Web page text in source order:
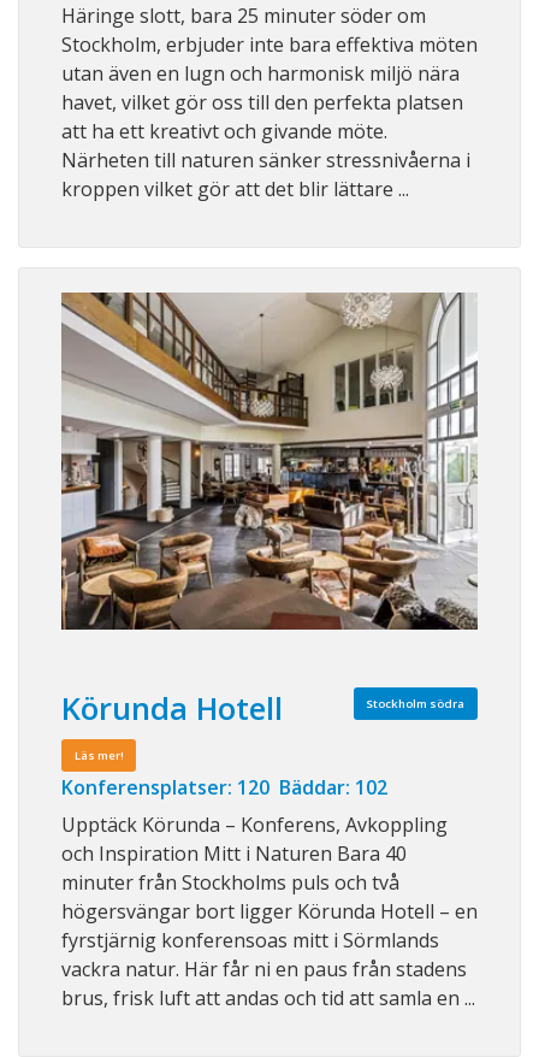
Häringe slott, bara 25 minuter söder om
Stockholm, erbjuder inte bara effektiva möten
utan även en lugn och harmonisk miljö nära
havet, vilket gör oss till den perfekta platsen
att ha ett kreativt och givande möte.
Närheten till naturen sänker stressnivåerna i
kroppen vilket gör att det blir lättare ...
Stockholm södra
Körunda Hotell
Läs mer!
Konferensplatser: 120 Bäddar: 102
Upptäck Körunda – Konferens, Avkoppling
och Inspiration Mitt i Naturen Bara 40
minuter från Stockholms puls och två
högersvängar bort ligger Körunda Hotell – en
fyrstjärnig konferensoas mitt i Sörmlands
vackra natur. Här får ni en paus från stadens
brus, frisk luft att andas och tid att samla en ...